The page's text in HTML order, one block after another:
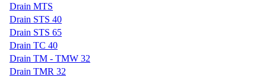
Drain MTS
Drain STS 40
Drain STS 65
Drain TC 40
Drain TM - TMW 32
Drain TMR 32